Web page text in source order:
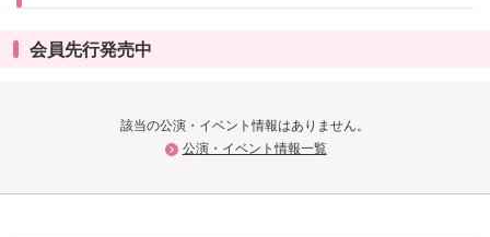
会員先行発売中
該当の公演・イベント情報はありません。
公演・イベント情報一覧